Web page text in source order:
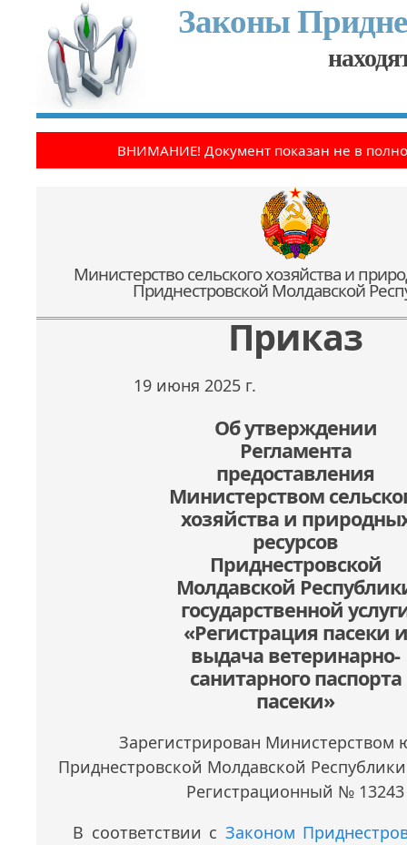
Законы
ВНИМАНИЕ! Документ показан не в
Министерство сельского хозяйства и
Приднестровской Молдавской
Приказ
19 июня 2025 г.
Об утверждении
Регламента
предоставления
Министерством
хозяйства и
ресурсов
Приднестровской
Молдавской
государственной
«Регистрация пасеки и
выдача ветеринарно-
санитарного паспорта
пасеки»
Зарегистрирован Министерством
Приднестровской Молдавской
Регистрационный № 13243
В соответствии с Законом